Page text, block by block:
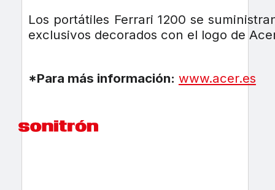
Los portátiles Ferrari 1200 se
exclusivos decorados con el logo de
*Para más información: www.acer.es